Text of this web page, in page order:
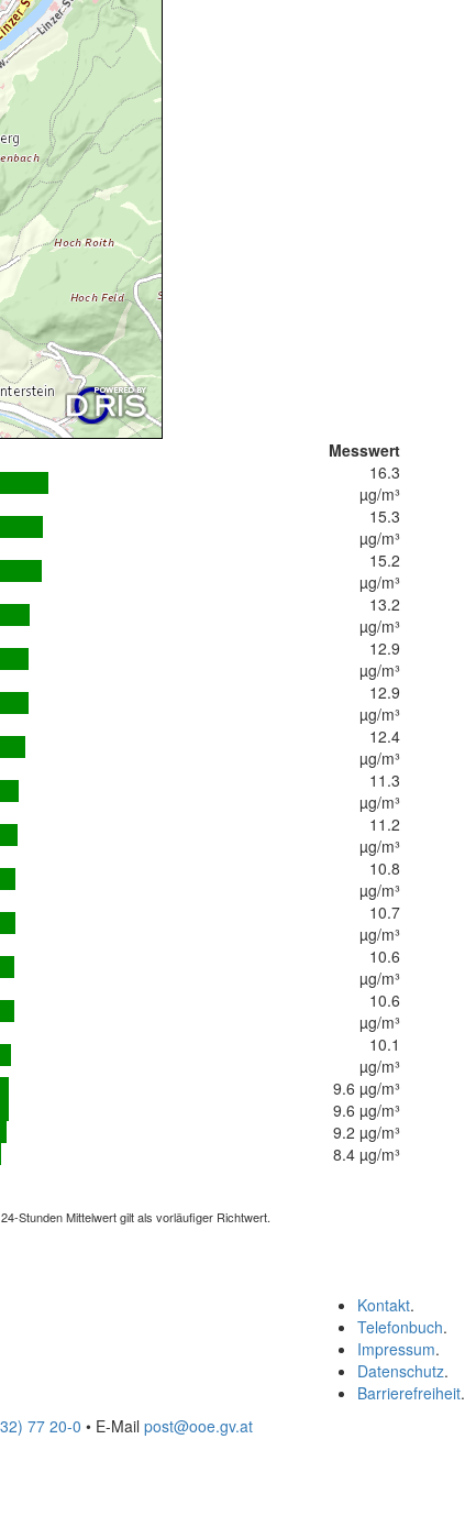
Messwert
16.3
µg/m³
15.3
µg/m³
15.2
µg/m³
13.2
µg/m³
12.9
µg/m³
12.9
µg/m³
12.4
µg/m³
11.3
µg/m³
11.2
µg/m³
10.8
µg/m³
10.7
µg/m³
10.6
µg/m³
10.6
µg/m³
10.1
µg/m³
9.6 µg/m³
9.6 µg/m³
9.2 µg/m³
8.4 µg/m³
Stunden Mittelwert gilt als vorläufiger Richtwert.
Kontakt.
Telefonbuch.
Impressum.
Datenschutz.
Barrierefreiheit.
77 20-0 • E-Mail post@ooe.gv.at